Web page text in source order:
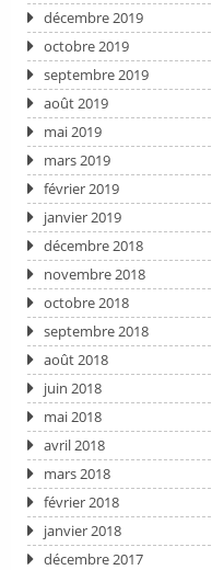
décembre 2019
octobre 2019
septembre 2019
août 2019
mai 2019
mars 2019
février 2019
janvier 2019
décembre 2018
novembre 2018
octobre 2018
septembre 2018
août 2018
juin 2018
mai 2018
avril 2018
mars 2018
février 2018
janvier 2018
décembre 2017